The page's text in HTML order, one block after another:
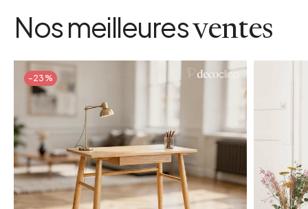
Nos meilleuresventes
-23%